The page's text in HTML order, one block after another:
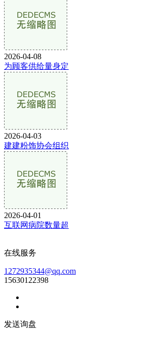
2026-04-08
为顾客供给量身定
2026-04-03
建建粉饰协会组织
2026-04-01
互联网病院数量超
在线服务
1272935344@qq.com
15630122398
发送询盘